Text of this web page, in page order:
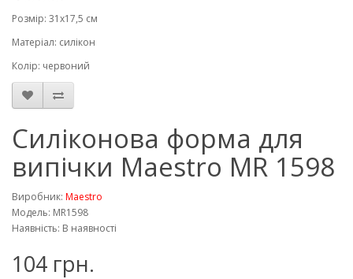
Розмір: 31х17,5 см
Матеріал: силікон
Колір: червоний
Силіконова форма для
випічки Maestro MR 1598
Виробник: Maestro
Модель: MR1598
Наявність: В наявності
104 грн.